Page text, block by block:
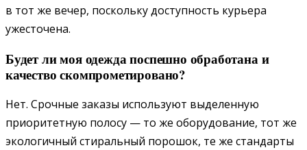
в тот же вечер, поскольку доступность курьера
ужесточена.
Будет ли моя одежда поспешно обработана и
качество скомпрометировано?
Нет. Срочные заказы используют выделенную
приоритетную полосу — то же оборудование, тот же
экологичный стиральный порошок, те же стандарты